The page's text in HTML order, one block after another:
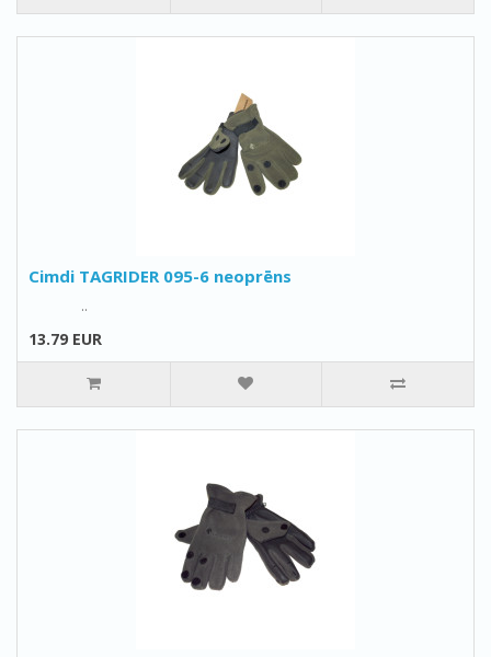
Cimdi TAGRIDER 095-6 neoprēns
..
13.79 EUR